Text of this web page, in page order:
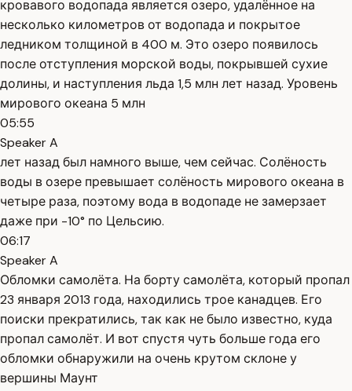
кровавого водопада является озеро, удалённое на
несколько километров от водопада и покрытое
ледником толщиной в 400 м. Это озеро появилось
после отступления морской воды, покрывшей сухие
долины, и наступления льда 1,5 млн лет назад. Уровень
мирового океана 5 млн
05:55
Speaker A
лет назад был намного выше, чем сейчас. Солёность
воды в озере превышает солёность мирового океана в
четыре раза, поэтому вода в водопаде не замерзает
даже при -10° по Цельсию.
06:17
Speaker A
Обломки самолёта. На борту самолёта, который пропал
23 января 2013 года, находились трое канадцев. Его
поиски прекратились, так как не было известно, куда
пропал самолёт. И вот спустя чуть больше года его
обломки обнаружили на очень крутом склоне у
вершины Маунт